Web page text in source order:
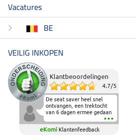
Vacatures
BE
VEILIG INKOPEN
Klantbeoordelingen
4.7/5
De seat saver heel snel
ontvangen, een trektocht
van 6 dagen ermee gedaan
en deze heeft de beproeving
fantastisch doorstaan.
Heerlijk zacht om op te
eKomi Klantenfeedback